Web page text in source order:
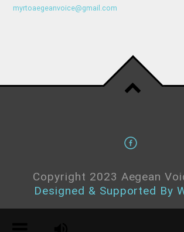
myrtoaegeanvoice@gmail.com
Copyright 2023 Aegean
Designed & Supported By